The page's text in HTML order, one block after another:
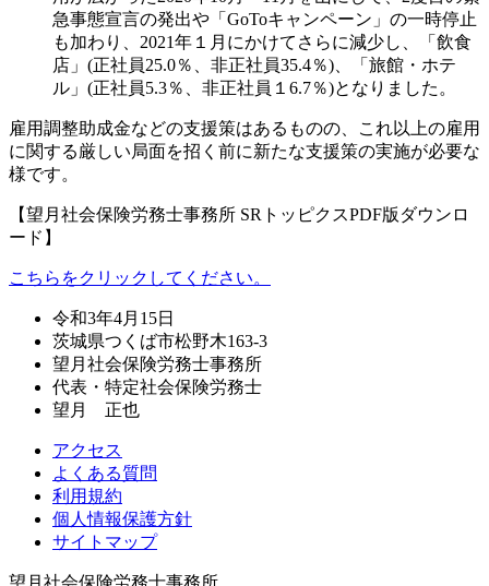
急事態宣言の発出や「GoToキャンペーン」の一時停止
も加わり、2021年１月にかけてさらに減少し、
「飲食
店」(正社員25.0％、非正社員35.4％)、「旅館・ホテ
ル」(正社員5.3％、非正社員１6.7％)となりました。
雇用調整助成金などの支援策はあるものの、これ以上の雇用
に関する厳しい局面を招く前に新たな支援策の実施が必要な
様です。
【望月社会保険労務士事務所 SRトッピクスPDF版ダウンロ
ード】
こちらをクリックしてください。
令和3年4月15日
茨城県つくば市松野木163-3
望月社会保険労務士事務所
代表・特定社会保険労務士
望月 正也
アクセス
よくある質問
利用規約
個人情報保護方針
サイトマップ
望月社会保険労務士事務所